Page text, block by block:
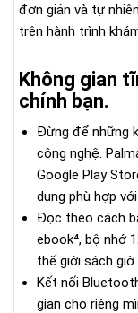
đơn giản và tự
trên hành trình
Không gian
chính bạn.
Đừng để những
công nghệ.
Google Play
dụng phù hợp
Đọc theo cách
ebook⁴, bộ nhớ
thế giới sách
Kết nối
gian cho riêng